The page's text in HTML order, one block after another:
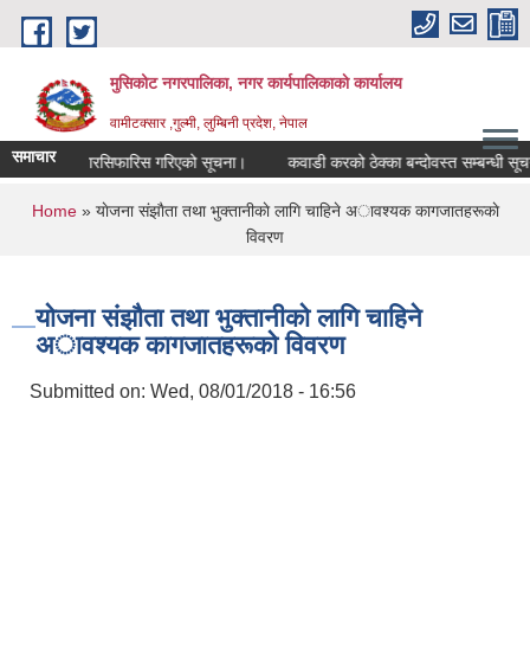
Skip to main content
मुसिकोट नगरपालिका, नगर कार्यपालिकाकाे कार्यालय
वामीटक्सार ,गुल्मी, लुम्बिनी प्रदेश, नेपाल
समाचार
उम्मेदवारसिफारिस गरिएको सूचना। कवाडी करको ठेक्का बन्दोवस्त सम्बन्धी सूचना
You are here
Home» याेजना संझाैता तथा भुक्तानीकाे लागि चाहिने अावश्यक कागजातहरूकाे
विवरण
याेजना संझाैता तथा भुक्तानीकाे लागि चाहिने
अावश्यक कागजातहरूकाे विवरण
Submitted on: Wed, 08/01/2018 - 16:56